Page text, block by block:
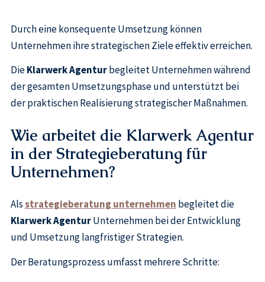
Durch eine konsequente Umsetzung können
Unternehmen ihre strategischen Ziele effektiv erreichen.
DieKlarwerk Agenturbegleitet Unternehmen während
der gesamten Umsetzungsphase und unterstützt bei
der praktischen Realisierung strategischer Maßnahmen.
Wie arbeitet die Klarwerk Agentur
in der Strategieberatung für
Unternehmen?
Alsstrategieberatung unternehmen begleitet die
Klarwerk AgenturUnternehmen bei der Entwicklung
und Umsetzung langfristiger Strategien.
Der Beratungsprozess umfasst mehrere Schritte: